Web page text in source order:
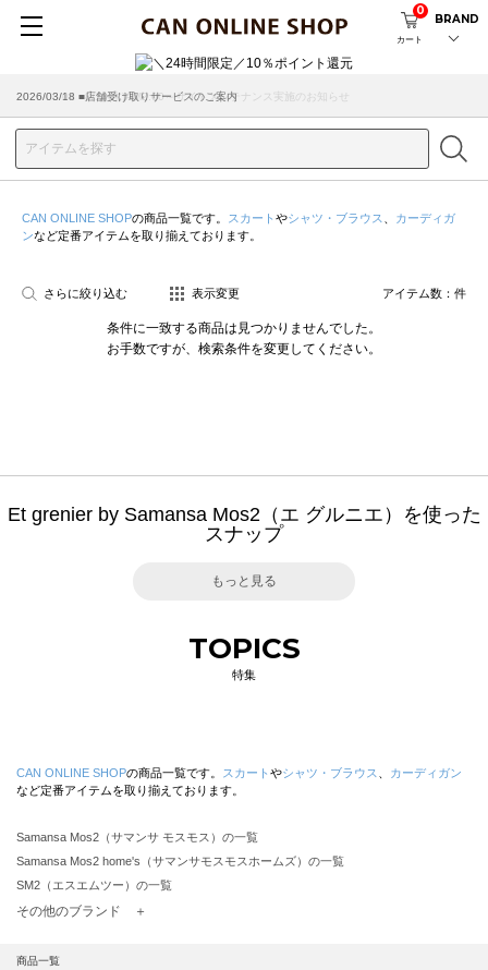
カート
0
BRAND
2026/08/04 ■8/13(木)AM2:00～サイトメンテナンス実施のお知らせ
2026/03/18 ■店舗受け取りサービスのご案内
CAN ONLINE SHOPの商品一覧です。 スカート やシャツ・ブラウス
カーディガ
ンなど定番アイテムを取り揃えております。
さらに絞り込む 表示変更 アイテム数： 件
条件に一致する商品は見つかりませんでした。
お手数ですが、検索条件を変更してください。
Et grenier by Samansa Mos2（エ グルニエ）を使った
スナップ
もっと見る
TOPICS
特集
CAN ONLINE SHOPの商品一覧です。 スカート やシャツ・ブラウス
カーディガン
など定番アイテムを取り揃えております。
Samansa Mos2（サマンサ モスモス）の一覧
Samansa Mos2 home's（サマンサモスモスホームズ）の一覧
SM2（エスエムツー）の一覧
TSUHARU by Samansa Mos2（ツハルバイサマンサモスモス）の一覧
Samansa Mos2 blue（サマンサモスモス ブルー）の一覧
その他のブランド ＋
商品一覧